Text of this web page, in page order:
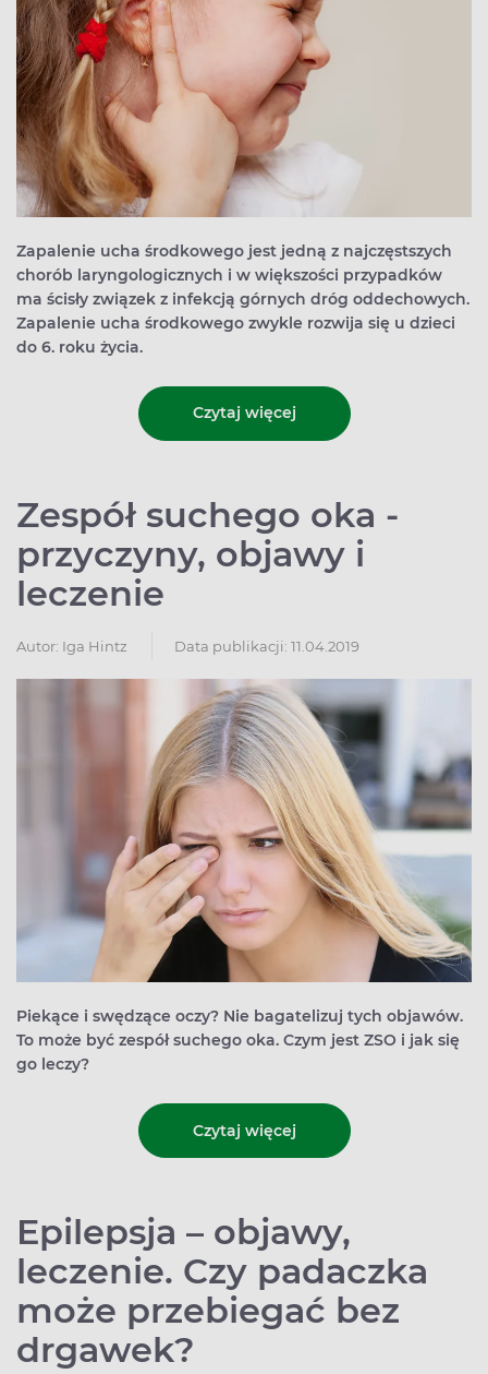
Zapalenie ucha środkowego jest jedną z najczęstszych
chorób laryngologicznych i w większości przypadków
ma ścisły związek z infekcją górnych dróg oddechowych.
Zapalenie ucha środkowego zwykle rozwija się u dzieci
do 6. roku życia.
Czytaj więcej
Zespół suchego oka -
przyczyny, objawy i
leczenie
Autor: Iga Hintz Data publikacji: 11.04.2019
Piekące i swędzące oczy? Nie bagatelizuj tych objawów.
To może być zespół suchego oka. Czym jest ZSO i jak się
go leczy?
Czytaj więcej
Epilepsja – objawy,
leczenie. Czy padaczka
może przebiegać bez
drgawek?